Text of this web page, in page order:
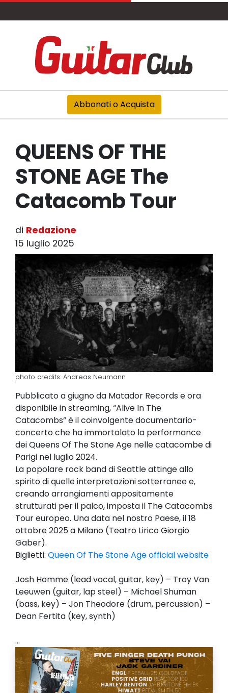
Abbonati o Acquista
QUEENS OF THE
STONE AGE The
Catacomb Tour
di Redazione
15 luglio 2025
photo credits: Andreas Neumann
Pubblicato a giugno da Matador Records e ora
disponibile in streaming, “Alive In The
Catacombs” è il coinvolgente documentario-
concerto che ha immortalato la performance
dei Queens Of The Stone Age nelle catacombe di
Parigi nel luglio 2024.
La popolare rock band di Seattle attinge allo
spirito di quelle interpretazioni sotterranee e,
creando arrangiamenti appositamente
strutturati per il palco, imposta il The Catacombs
Tour europeo. Una data nel nostro Paese, il 18
ottobre 2025 a Milano (Teatro Lirico Giorgio
Gaber).
Biglietti: Queen Of The Stone Age official website
Josh Homme (lead vocal, guitar, key) – Troy Van
Leeuwen (guitar, lap steel) – Michael Shuman
(bass, key) – Jon Theodore (drum, percussion) –
Dean Fertita (key, synth)
...